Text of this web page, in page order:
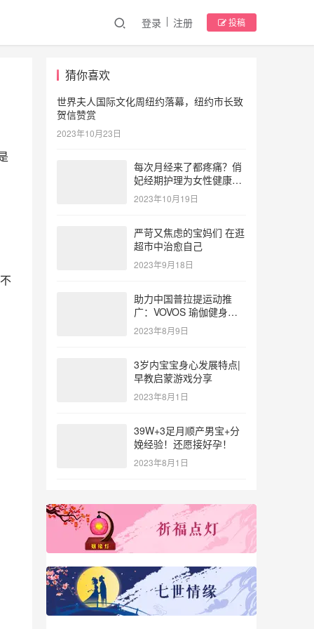
登录 注册 投稿
猜你喜欢
世界夫人国际文化周纽约落幕，纽约市长致
贺信赞赏
2023年10月23日
每次月经来了都疼痛？俏
妃经期护理为女性健康护
航
2023年10月19日
严苛又焦虑的宝妈们 在逛
超市中治愈自己
2023年9月18日
助力中国普拉提运动推
广：VOVOS 瑜伽健身服
参与北体大专业普拉提教
练培训
2023年8月9日
3岁内宝宝身心发展特点|
早教启蒙游戏分享
2023年8月1日
39W+3足月顺产男宝+分
娩经验！还愿接好孕！
2023年8月1日